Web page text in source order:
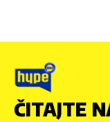
ČITAJTE